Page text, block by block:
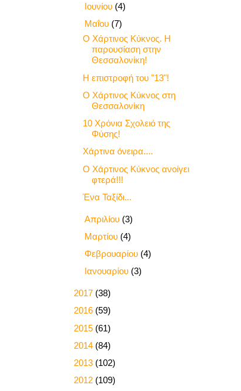
Ιουνίου (4)
Μαΐου (7)
Ο Χάρτινος Κύκνος. Η
παρουσίαση στην
Θεσσαλονίκη!
Η επιστροφή του "13"!
Ο Χάρτινος Κύκνος στη
Θεσσαλονίκη
10 Χρόνια Σχολειό της
Φύσης!
Χάρτινα όνειρα....
Ο Χάρτινος Κύκνος ανοίγει
φτερά!!!
Ένα Ταξίδι...
Απριλίου (3)
Μαρτίου (4)
Φεβρουαρίου (4)
Ιανουαρίου (3)
2017 (38)
2016 (59)
2015 (61)
2014 (84)
2013 (102)
2012 (109)